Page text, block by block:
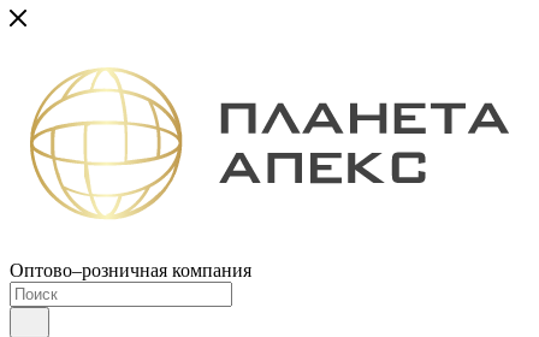
Оптово–розничная компания